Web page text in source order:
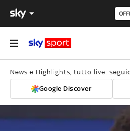
News e Highlights, tutto live:
Google Discover